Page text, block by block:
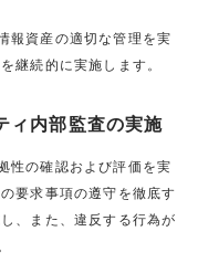
報資産の適切な管理を実
継続的に実施します。
ィ内部監査の実施
性の確認および評価を実
要求事項の遵守を徹底す
、また、違反する行為が